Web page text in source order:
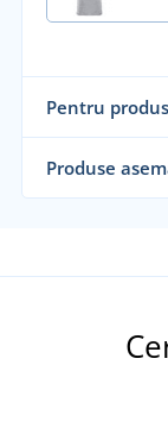
Pentru
Produse